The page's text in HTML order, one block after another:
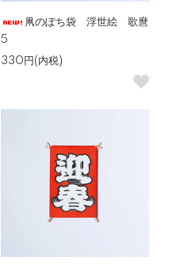
凧のぽち袋 浮世絵 歌麿
5
330円(内税)